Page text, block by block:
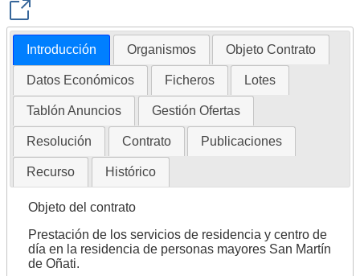
Introducción Organismos Objeto Contrato
Datos Económicos Ficheros Lotes
Tablón Anuncios Gestión Ofertas
Resolución Contrato Publicaciones
Recurso Histórico
Objeto del contrato
Prestación de los servicios de residencia y centro de
día en la residencia de personas mayores San Martín
de Oñati.